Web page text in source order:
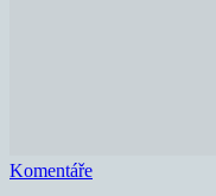
Komentáře